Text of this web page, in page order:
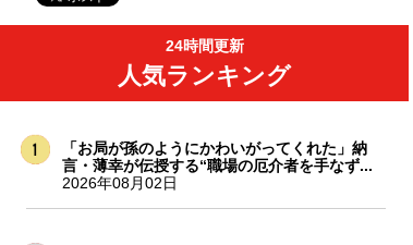
24時間更新
人気ランキング
「お局が孫のようにかわいがってくれた」納
言・薄幸が伝授する“職場の厄介者を手なず...
2026年08月02日